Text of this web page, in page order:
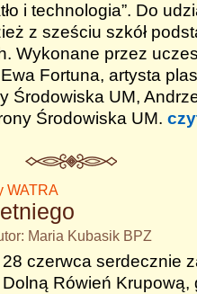
i technologia”. Do
z sześciu szkół
Wykonane przez
Ewa Fortuna, artysta
Środowiska UM,
Środowiska UM.
WATRA
Maria Kubasik BPZ
28 czerwca serdecznie
Dolną Rówień Krupową,